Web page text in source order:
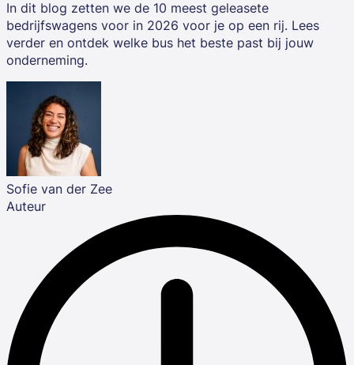
In dit blog zetten we de 10 meest geleasete
bedrijfswagens voor in 2026 voor je op een rij. Lees
verder en ontdek welke bus het beste past bij jouw
onderneming.
Sofie van der Zee
Auteur